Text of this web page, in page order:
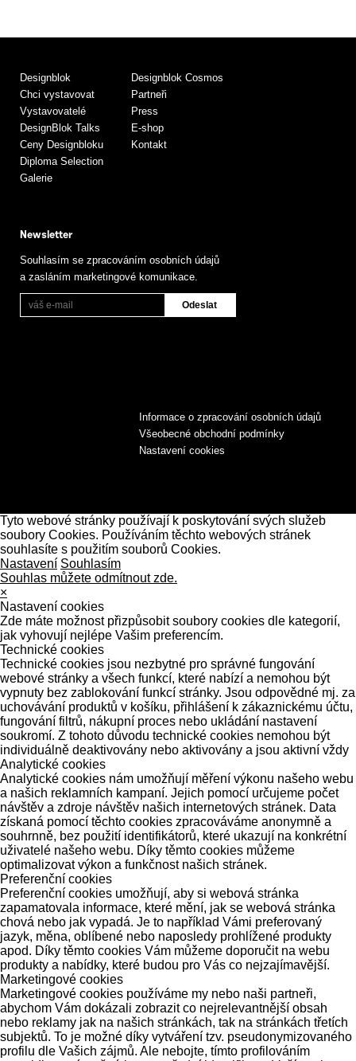
Designblok
Chci vystavovat
Vystavovatelé
DesignBlok Talks
Ceny Designbloku
Diploma Selection
Galerie
Designblok Cosmos
Partneři
Press
E-shop
Kontakt
Newsletter
Souhlasím se zpracováním osobních údajů
a zasláním marketingové komunikace.
Informace o zpracování osobních údajů
Všeobecné obchodní podmínky
Nastavení cookies
Tyto webové stránky používají k poskytování svých služeb
soubory Cookies. Používáním těchto webových stránek
souhlasíte s použitím souborů Cookies.
Nastavení Souhlasím
Souhlas můžete odmítnout zde.
×
Nastavení cookies
Zde máte možnost přizpůsobit soubory cookies dle kategorií,
jak vyhovují nejlépe Vašim preferencím.
Technické cookies
Technické cookies jsou nezbytné pro správné fungování
webové stránky a všech funkcí, které nabízí a nemohou být
vypnuty bez zablokování funkcí stránky. Jsou odpovědné mj. za
uchovávání produktů v košíku, přihlášení k zákaznickému účtu,
fungování filtrů, nákupní proces nebo ukládání nastavení
soukromí. Z tohoto důvodu technické cookies nemohou být
individuálně deaktivovány nebo aktivovány a jsou aktivní vždy
Analytické cookies
Analytické cookies nám umožňují měření výkonu našeho webu
a našich reklamních kampaní. Jejich pomocí určujeme počet
návštěv a zdroje návštěv našich internetových stránek. Data
získaná pomocí těchto cookies zpracováváme anonymně a
souhrnně, bez použití identifikátorů, které ukazují na konkrétní
uživatelé našeho webu. Díky těmto cookies můžeme
optimalizovat výkon a funkčnost našich stránek.
Preferenční cookies
Preferenční cookies umožňují, aby si webová stránka
zapamatovala informace, které mění, jak se webová stránka
chová nebo jak vypadá. Je to například Vámi preferovaný
jazyk, měna, oblíbené nebo naposledy prohlížené produkty
apod. Díky těmto cookies Vám můžeme doporučit na webu
produkty a nabídky, které budou pro Vás co nejzajímavější.
Marketingové cookies
Marketingové cookies používáme my nebo naši partneři,
abychom Vám dokázali zobrazit co nejrelevantnější obsah
nebo reklamy jak na našich stránkách, tak na stránkách třetích
subjektů. To je možné díky vytváření tzv. pseudonymizovaného
profilu dle Vašich zájmů. Ale nebojte, tímto profilováním